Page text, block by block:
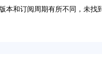
和订阅周期有所不同，未找